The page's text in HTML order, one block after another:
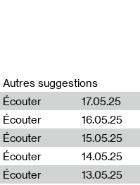
Autres suggestions
Écouter
17.05.25
Écouter
16.05.25
Écouter
15.05.25
Écouter
14.05.25
Écouter
13.05.25